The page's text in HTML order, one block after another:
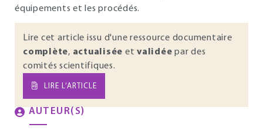
équipements et les procédés.
Lire cet article issu d'une ressource documentaire
complète, actualisée et validée par des
comités scientifiques.
LIRE L’ARTICLE
AUTEUR(S)